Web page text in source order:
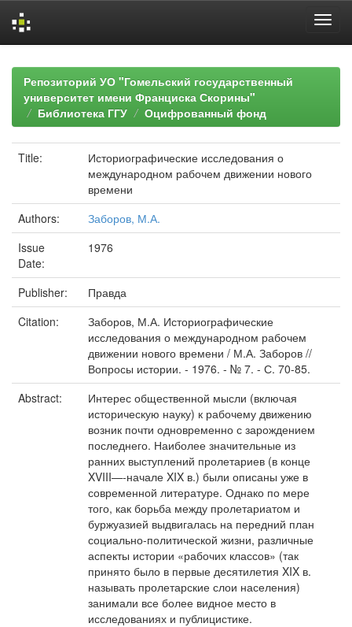
navigationРепозиторий УО "Гомельский государственный
университет имени Франциска Скорины"
Библиотека ГГУ
Оцифрованный фонд
Title:
Историографические исследования о
международном рабочем движении нового
времени
Authors:
Заборов, М.А.
Issue
Date:
1976
Publisher:
Правда
Citation:
Заборов, М.А. Историографические
исследования о международном рабочем
движении нового времени / М.А. Заборов //
Вопросы истории. - 1976. - № 7. - С. 70-85.
Abstract:
Интерес общественной мысли (включая
историческую науку) к рабочему движению
возник почти одновременно с зарождением
последнего. Наиболее значительные из
ранних выступлений пролетариев (в конце
XVIII—-начале XIX в.) были описаны уже в
современной литературе. Однако по мере
того, как борьба между пролетариатом и
буржуазией выдвигалась на передний план
социально-политической жизни, различные
аспекты истории «рабочих классов» (так
принято было в первые десятилетия XIX в.
называть пролетарские слои населения)
занимали все более видное место в
исследованиях и публицистике.